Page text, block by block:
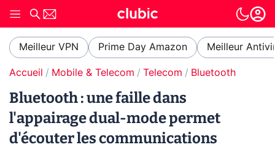
Meilleur VPN Prime Day Amazon Meilleur
Accueil Mobile & Telecom Telecom Bluetooth
Bluetooth : une faille dans
l'appairage dual-mode permet
d'écouter les communications